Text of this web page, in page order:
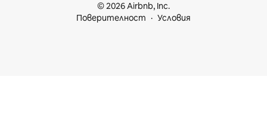
© 2026 Airbnb, Inc.
Поверителност
Условия